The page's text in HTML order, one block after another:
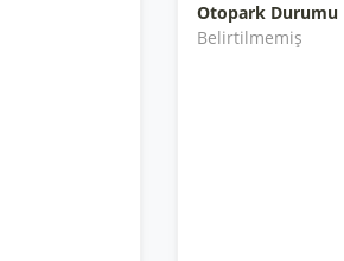
Otopark Durumu
Belirtilmemiş